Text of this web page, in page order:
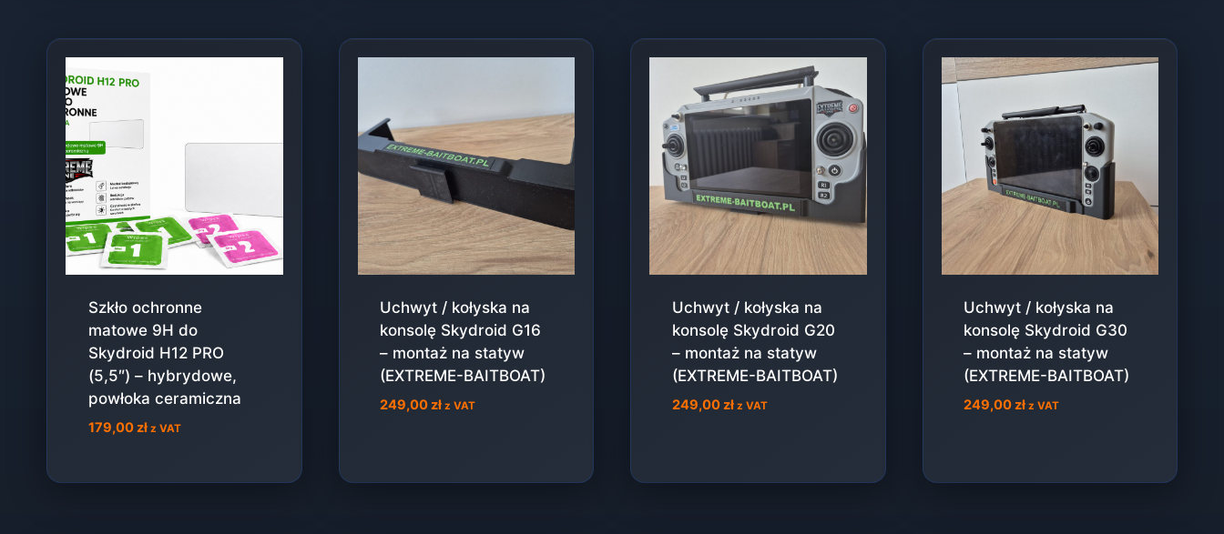
Szkło ochronne
matowe 9H do
Skydroid H12 PRO
(5,5″) – hybrydowe,
powłoka ceramiczna
179,00 zł z VAT
Uchwyt / kołyska na
konsolę Skydroid G16
– montaż na statyw
(EXTREME-BAITBOAT)
249,00 zł z VAT
Uchwyt / kołyska na
konsolę Skydroid G20
– montaż na statyw
(EXTREME-BAITBOAT)
249,00 zł z VAT
Uchwyt / kołyska na
konsolę Skydroid G30
– montaż na statyw
(EXTREME-BAITBOAT)
249,00 zł z VAT